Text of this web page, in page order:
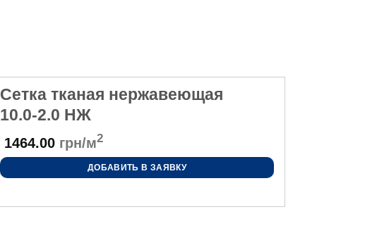
Сетка тканая нержавеющая
10.0-2.0 НЖ
1464.00 грн/м2
ДОБАВИТЬ В ЗАЯВКУ